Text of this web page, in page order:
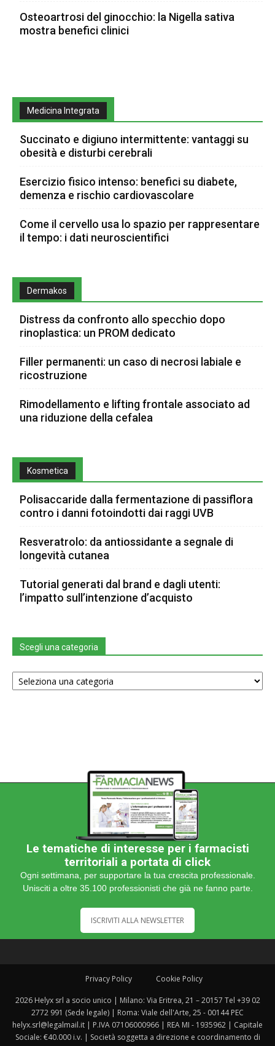
Osteoartrosi del ginocchio: la Nigella sativa
mostra benefici clinici
Medicina Integrata
Succinato e digiuno intermittente: vantaggi su
obesità e disturbi cerebrali
Esercizio fisico intenso: benefici su diabete,
demenza e rischio cardiovascolare
Come il cervello usa lo spazio per rappresentare
il tempo: i dati neuroscientifici
Dermakos
Distress da confronto allo specchio dopo
rinoplastica: un PROM dedicato
Filler permanenti: un caso di necrosi labiale e
ricostruzione
Rimodellamento e lifting frontale associato ad
una riduzione della cefalea
Kosmetica
Polisaccaride dalla fermentazione di passiflora
contro i danni fotoindotti dai raggi UVB
Resveratrolo: da antiossidante a segnale di
longevità cutanea
Tutorial generati dal brand e dagli utenti:
l’impatto sull’intenzione d’acquisto
Scegli una categoria
Scegli
una
Le tematiche di interesse per i farmacisti
territoriali a portata di click
Ogni settimana, per supportare la tua crescita professionale.
Unisciti a oltre 35.100 professionisti che già ne fanno parte.
ISCRIVITI ALLA NEWSLETTER
Privacy Policy Cookie Policy
2026 Helyx srl a socio unico | Milano: Via Eritrea, 21 – 20157 Tel +39 02
2772 991 (Sede legale) | Roma: Viale dell'Arte, 25 - 00144 PEC
helyx.srl@legalmail.it | P.IVA 07106000966 | REA MI - 1935962 | Capitale
Sociale: €40.000 i.v. | Società soggetta a direzione e coordinamento di